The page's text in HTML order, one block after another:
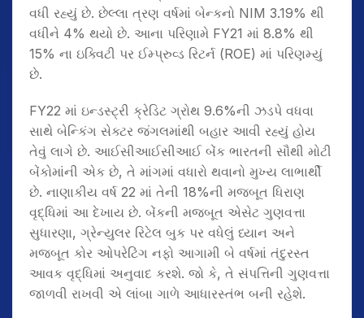
વધી રહ્યું છે. છેલ્લા ત્રણ વર્ષમાં બેન્કનો NIM 3.19% થી
વધીને 4% થયો છે. આના પરિણામે FY21 માં 8.8% થી
15% ના ઇક્વિટી પર ઈમ્પ્રુવ્ડ રિટર્ન (ROE) માં પરિણમ્યું
છે.
FY22 માં ઇન્ડસ્ટ્રી ક્રેડિટ ગ્રોથ 9.6%ની ઝડપે વધવા
સાથે બેન્કિંગ સેક્ટર જંગલમાંથી બહાર આવી રહ્યું હોય
તેવું લાગે છે. આઈસીઆઈસીઆઈ બેંક ભારતની સૌથી મોટી
બેંકોમાંની એક છે, તે માંગમાં વધારો થવાનો મુખ્ય લાભાર્થી
છે. નાણાકીય વર્ષ 22 માં તેની 18%ની મજબૂત ધિરાણ
વૃદ્ધિમાં આ દેખાય છે. બેંકની મજબૂત એસેટ ગુણવત્તા
સુધારણા, ગ્રેન્યુલર રિટેલ બુક પર વધેલું ધ્યાન અને
મજબૂત કોર ઓપરેટિંગ નફો આગામી બે વર્ષમાં તંદુરસ્ત
આવક વૃદ્ધિમાં અનુવાદ કરશે. જો કે, તે સંપત્તિની ગુણવત્તા
જાળવી રાખવી એ લાંબા ગાળે આધારસ્તંભ બની રહેશે.